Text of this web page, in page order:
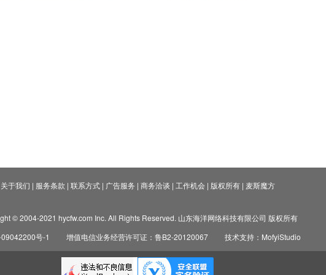
关于我们 | 服务条款 | 联系方式| 广告服务 | 商务洽谈 | 工作机会| 版权所有| 麦斯魔方
© 2004-2021 hycfw.com Inc. All Rights Reserved. 山东海洋网络科技有限公司 版权所有
号-1
增值电信业务经营许可证：鲁B2-20120067 技术支持：MofyiStudio